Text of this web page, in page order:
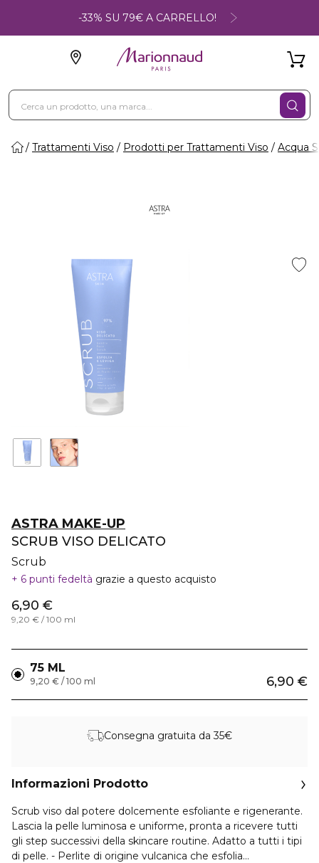
-33% SU 79€ A CARRELLO!
Trattamenti Viso Prodotti per Trattamenti Viso Acqua
ASTRA MAKE-UP
SCRUB VISO DELICATO
Scrub
6 punti fedeltà grazie a questo acquisto
6,90 €
9,20 € / 100 ml
75 ML
6,90 €
9,20 € / 100 ml
Consegna gratuita da 35€
Informazioni Prodotto
Scrub viso dal potere dolcemente esfoliante e rigenerante.
Lascia la pelle luminosa e uniforme, pronta a ricevere tutti
gli step successivi della skincare routine. Adatto a tutti i tipi
di pelle. - Perlite di origine vulcanica che esfolia